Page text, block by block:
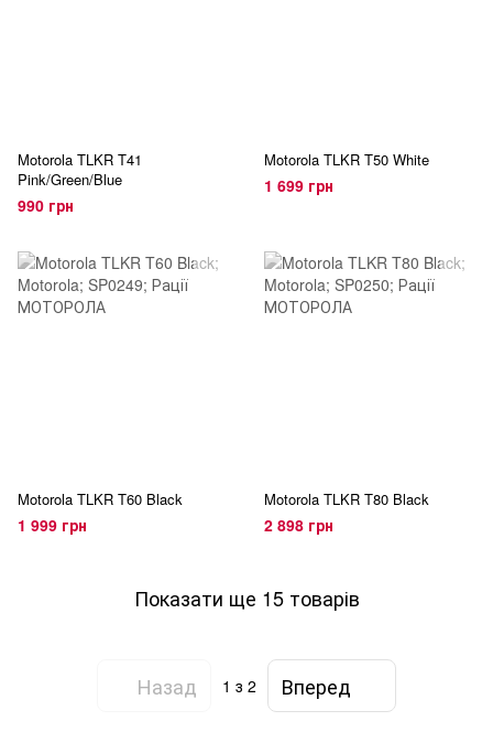
Motorola TLKR T41
Pink/Green/Blue
990 грн
Motorola TLKR T50 White
1 699 грн
Motorola TLKR T60 Black
1 999 грн
Motorola TLKR T80 Black
2 898 грн
Показати ще 15 товарів
Назад 1 з 2 Вперед